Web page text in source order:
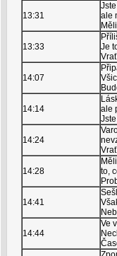
13:31
ale
13:33
Je
14:07
14:14
ale
14:24
14:28
to,
14:41
14:44
Ve